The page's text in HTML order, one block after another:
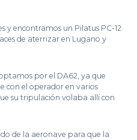
y encontramos un Pilatus PC-12
de aterrizar en Lugano y
por el DA62, ya que
con el operador en varios
su tripulación volaba allí con
de la aeronave para que la